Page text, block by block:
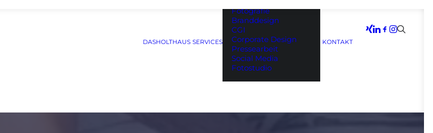
DASHOLTHAUS SERVICES
Fotografie
Branddesign
CGI
Corporate Design
Pressearbeit
Social Media
Fotostudio
KONTAKT